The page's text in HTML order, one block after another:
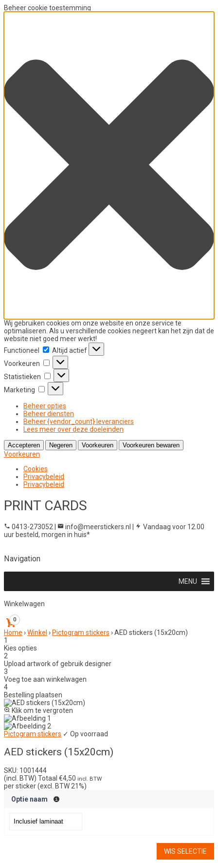
Beheer cookie toestemming
Wij gebruiken cookies om onze website en onze service te
optimaliseren. Als u verschillende cookies negeert kan het zijn dat de
website niet goed meer werkt!
Functioneel
Functioneel
Altijd actief
Voorkeuren
Voorkeuren
Statistieken
Statistieken
Marketing
Marketing
Beheer opties
Beheer diensten
Beheer {vendor_count} leveranciers
Lees meer over deze doeleinden
Accepteren Negeren Voorkeuren Voorkeuren bewaren
Voorkeuren
Cookies
Privacybeleid
Privacybeleid
PRINT CARDS
0413-273052 info@meerstickers.nl
Vandaag voor 12.00
uur besteld, morgen in huis*
Navigation
MENU
Winkelwagen
0
Home ›Winkel › Pictogram stickers ›AED stickers (15x20cm)
1
Kies opties
2
Upload artwork of gebruik designer
3
Voeg toe aan winkelwagen
4
Bestelling plaatsen
Klik om te vergroten
Pictogram stickers ✓ Op voorraad
AED stickers (15x20cm)
SKU: 1001444
(incl. BTW) Totaal €4,50 incl. BTW
per sticker (excl. BTW 21%)
Optie naam
WIS SELECTIE